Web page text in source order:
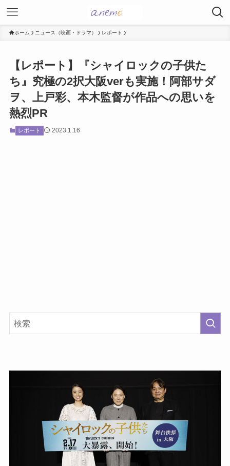
ホーム ニュース（映画・ドラマ） レポート
【レポート】『シャイロックの子供た
ち』究極の2択大阪verも実施！阿部サダ
ヲ、上戸彩、本木監督が作品への思いを
熱烈PR
レポート 2023.1.16